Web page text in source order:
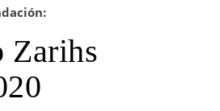
Zarihs